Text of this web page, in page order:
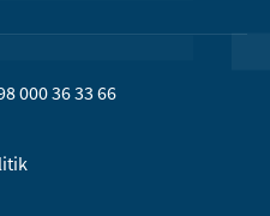
000 36 33 66